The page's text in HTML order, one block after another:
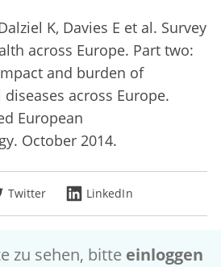
K, Davies E et al. Survey
across Europe. Part two:
and burden of
across Europe.
European
October 2014.
Twitter LinkedIn
zu sehen, bitte einloggen